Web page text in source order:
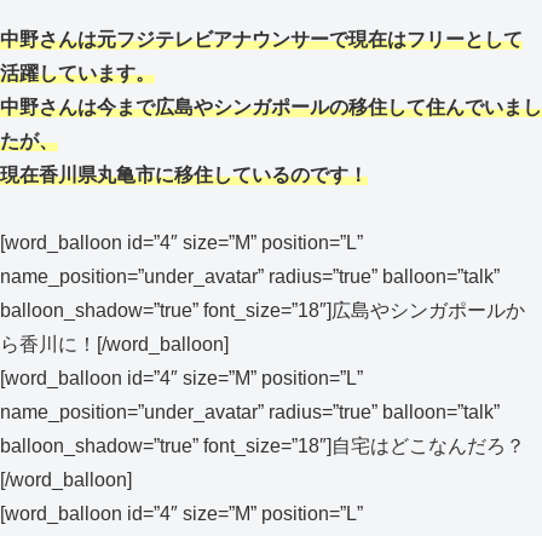
中野さんは元フジテレビアナウンサーで現在はフリーとして
活躍しています。
中野さんは今まで広島やシンガポールの移住して住んでいまし
たが、
現在香川県丸亀市に移住しているのです！
[word_balloon id=”4″ size=”M” position=”L”
name_position=”under_avatar” radius=”true” balloon=”talk”
balloon_shadow=”true” font_size=”18″]広島やシンガポールか
ら香川に！[/word_balloon]
[word_balloon id=”4″ size=”M” position=”L”
name_position=”under_avatar” radius=”true” balloon=”talk”
balloon_shadow=”true” font_size=”18″]自宅はどこなんだろ？
[/word_balloon]
[word_balloon id=”4″ size=”M” position=”L”